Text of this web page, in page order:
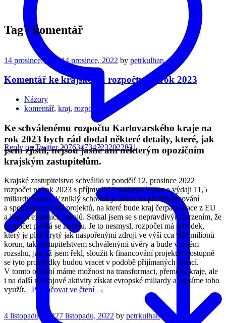
Reply on Twitter 2076347347232022831
Tag / komentář
14 prosince, 202214 prosince, 2022 by petrkulhan
Komentář ke krajskému rozpočtu na rok 2023
Názory
komentář, kraj, rozpočet
Ke schválenému rozpočtu Karlovarského kraje na
rok 2023 bych rád dodal některé detaily, které, jak
jsem zjistil, nejsou jasné ani některým opozičním
krajským zastupitelům.
Krajské zastupitelstvo schválilo v pondělí 12. prosince 2022
rozpočet na rok 2023 s příjmy 9,17 miliardy korun a výdaji 11,5
miliardy korun. Vzniklý schodek je určen na předfinancování
a spolufinancování projektů, na které bude kraj čerpat dotace z EU
a jiných externích zdrojů. Setkal jsem se s nepravdivým tvrzením, že
rozpočet počítá se ztrátou. Je to nesmysl, rozpočet má schodek,
který je plně krytý jak naspořenými zdroji ve výši cca 900 milionů
korun, tak zastupitelstvem schválenými úvěry a bude v celém
rozsahu, jak už jsem řekl, sloužit k financování projektů. Postupně
se tyto prostředky budou vracet v podobě přijímaných dotací.
V tomto období máme možnost na transformaci, přeměnu kraje, ale
i na další rozvojové aktivity získat evropské miliardy a musíme toho
využít.
Pokračovat ve čtení →
4 listopadu, 20227 listopadu, 2022 by petrkulhan